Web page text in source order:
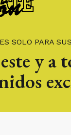
SOLO PARA
y a